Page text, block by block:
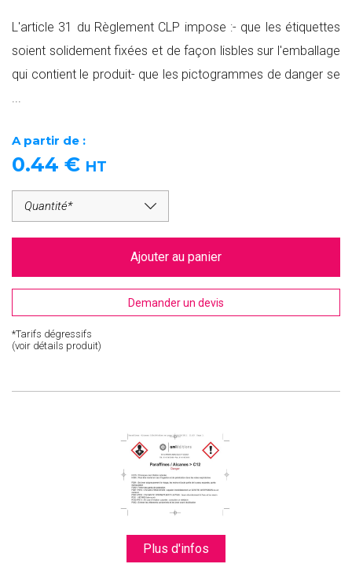
L'article 31 du Règlement CLP impose :- que les étiquettes
soient solidement fixées et de façon lisbles sur l'emballage
qui contient le produit- que les pictogrammes de danger se
...
A partir de :
0.44 € HT
Ajouter au panier
Demander un devis
*Tarifs dégressifs
(voir détails produit)
Plus d'infos